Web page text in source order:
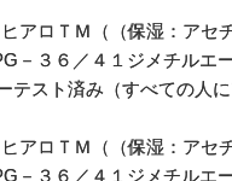
アロＴＭ（（保湿：アセ
－３６／４１ジメチルエ
テスト済み（すべての人
アロＴＭ（（保湿：アセ
－３６／４１ジメチルエ